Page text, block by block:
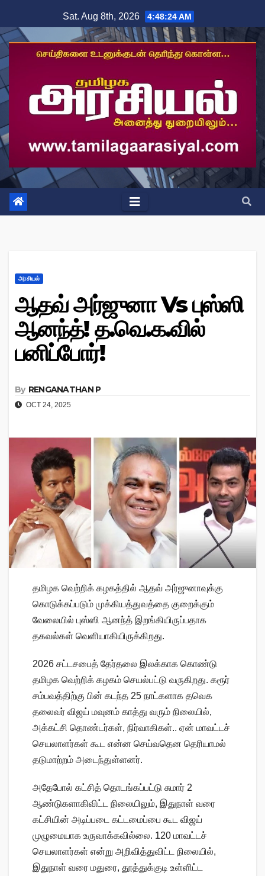
to
content
Sat. Aug 8th, 2026 4:48:24 AM
அரசியல்
ஆதவ் அர்ஜுனா Vs புஸ்ஸி
ஆனந்த்! த.வெ.க.வில்
பனிப்போர்!
By RENGANATHAN P
OCT 24, 2025
தமிழக வெற்றிக் கழகத்தில் ஆதவ் அர்ஜுனாவுக்கு
கொடுக்கப்படும் முக்கியத்துவத்தை குறைக்கும்
வேலையில் புஸ்ஸி ஆனந்த் இறங்கியிருப்பதாக
தகவல்கள் வெளியாகியிருக்கிறது.
2026 சட்டசபைத் தேர்தலை இலக்காக கொண்டு
தமிழக வெற்றிக் கழகம் செயல்பட்டு வருகிறது. கரூர்
சம்பவத்திற்கு பின் கடந்த 25 நாட்களாக தவெக
தலைவர் விஜய் மவுனம் காத்து வரும் நிலையில்,
அக்கட்சி தொண்டர்கள், நிர்வாகிகள்.. ஏன் மாவட்டச்
செயலாளர்கள் கூட என்ன செய்வதென தெரியாமல்
தடுமாற்றம் அடைந்துள்ளனர்.
அதேபோல் கட்சித் தொடங்கப்பட்டு சுமார் 2
ஆண்டுகளாகிவிட்ட நிலையிலும், இதுநாள் வரை
கட்சியின் அடிப்படை கட்டமைப்பை கூட விஜய்
முழுமையாக உருவாக்கவில்லை. 120 மாவட்டச்
செயலாளர்கள் என்று அறிவித்துவிட்ட நிலையில்,
இதுநாள் வரை மதுரை, தூத்துக்குடி உள்ளிட்ட